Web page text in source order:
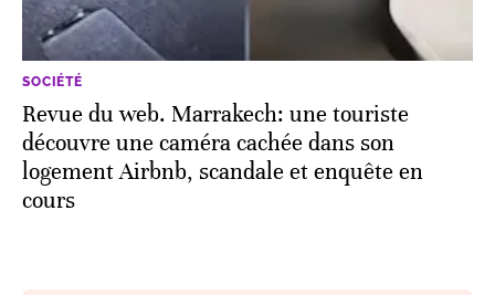
SOCIÉTÉ
Revue du web. Marrakech: une touriste
découvre une caméra cachée dans son
logement Airbnb, scandale et enquête en
cours